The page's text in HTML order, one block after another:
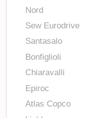
Nord
Sew Eurodrive
Santasalo
Bonfiglioli
Chiaravalli
Epiroc
Atlas Copco